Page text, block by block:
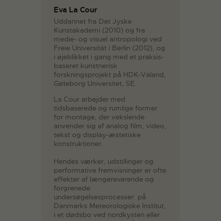
Eva La Cour
Uddannet fra Det Jyske
Kunstakademi (2010) og fra
medie- og visuel antropologi ved
Freie Universität i Berlin (2012), og
i øjeblikket i gang med et praksis-
baseret kunstnerisk
forskningsprojekt på HDK-Valand,
Gøteborg Universitet, SE.
La Cour arbejder med
tidsbaserede og rumlige former
for montage, der vekslende
anvender sig af analog film, video,
tekst og display-æstetiske
konstruktioner.
Hendes værker, udstillinger og
performative fremvisninger er ofte
effekter af længerevarende og
forgrenede
undersøgelsesprocesser: på
Danmarks Meteorologiske Institut,
i et dødsbo ved nordkysten eller